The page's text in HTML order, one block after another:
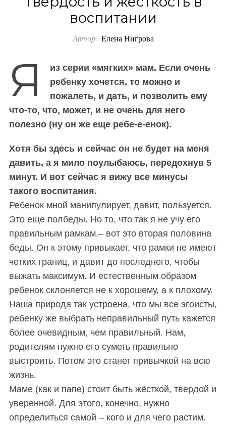
воспитании
Автор: Елена Нигрова
Я
из серии «мягких» мам. Если очень
ребенку хочется, то можно и
пожалеть, и дать, и позволить ему
что-то, что, может, и не очень для него
полезно (ну он же еще ребе-е-енок).
Хотя бы здесь и сейчас он не будет на меня
давить, а я мило поулыбаюсь, передохнув 5
минут. И вот сейчас я вижу все минусы
такого воспитания.
Ребенокмной манипулирует, давит, пользуется.
Это еще полбеды. Но то, что так я не учу его
правильным рамкам,– вот это вторая половина
беды. Он к этому привыкает, что рамки не имеют
четких границ, и давит до последнего, чтобы
выжать максимум. И естественным образом
ребенок склоняется не к хорошему, а к плохому.
Наша природа так устроена, что мы все эгоисты,
ребенку же выбрать неправильный путь кажется
более очевидным, чем правильный. Нам,
родителям нужно его суметь правильно
выстроить. Потом это станет привычкой на всю
жизнь.
Маме (как и папе) стоит быть жёсткой, твердой и
уверенной. Для этого, конечно, нужно
определиться самой – кого и для чего растим.